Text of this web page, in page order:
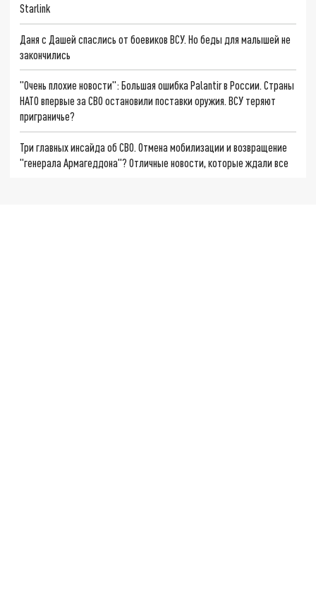
Starlink
Даня с Дашей спаслись от боевиков ВСУ. Но беды для малышей не
закончились
"Очень плохие новости": Большая ошибка Palantir в России. Страны
НАТО впервые за СВО остановили поставки оружия. ВСУ теряют
приграничье?
Три главных инсайда об СВО. Отмена мобилизации и возвращение
"генерала Армагеддона"? Отличные новости, которые ждали все